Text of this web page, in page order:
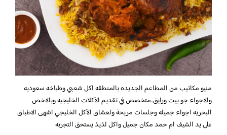
منيو مكاتيبمن المطاعم الجديده بالمنطقه اكل شعبي وطباخه سعوديه
والاجواء جو بيت ورايق..متخصص في تقديم الآكلات الخليجيه وبالاخص
البحريه اجواء جميله وجلسات مريحة ولعشاق الأكل الخليجي اشهى الاطباق
على يد الشيف ام حمد مكان جميل واكل لذيذ يستحق التجربه